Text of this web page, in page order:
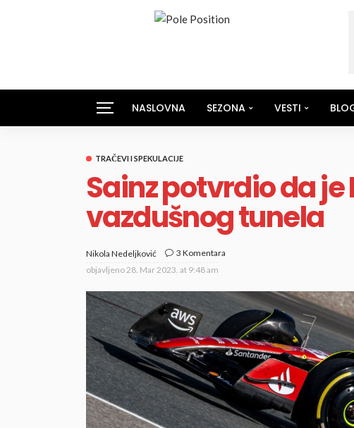
NASLOVNA SEZONA VESTI
TRAČEVI I SPEKULACIJE
Sainz potvrdio da
vazdušnog tunela
Nikola Nedeljković
3 Komentara
objavljeno 28. Mar 2023. at 9:48 am